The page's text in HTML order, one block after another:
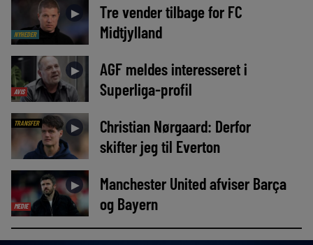
NYHEDER
►
Tre vender tilbage for FC
Midtjylland
AVIS
►
AGF meldes interesseret i
Superliga-profil
TRANSFER ►
Christian Nørgaard: Derfor
skifter jeg til Everton
MEDIE
►
Manchester United afviser Barça
og Bayern